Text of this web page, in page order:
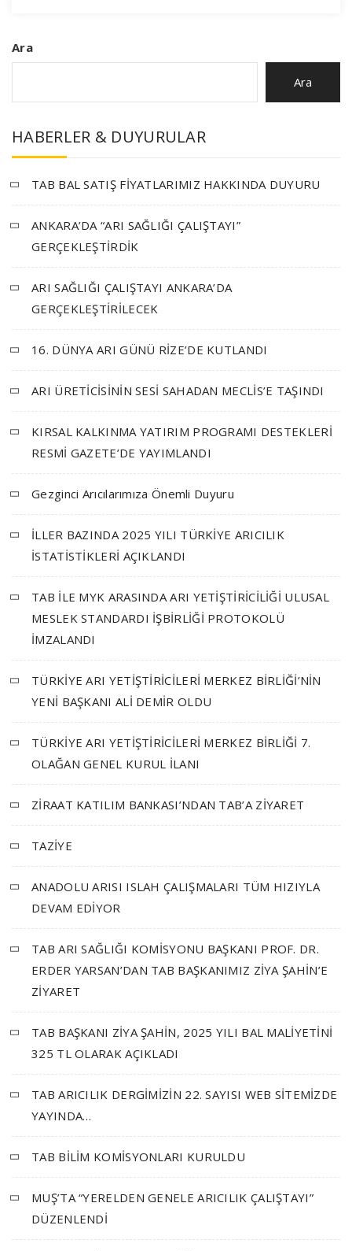
Ara
Ara
HABERLER & DUYURULAR
TAB BAL SATIŞ FİYATLARIMIZ HAKKINDA DUYURU
ANKARA’DA “ARI SAĞLIĞI ÇALIŞTAYI”
GERÇEKLEŞTİRDİK
ARI SAĞLIĞI ÇALIŞTAYI ANKARA’DA
GERÇEKLEŞTİRİLECEK
16. DÜNYA ARI GÜNÜ RİZE’DE KUTLANDI
ARI ÜRETİCİSİNİN SESİ SAHADAN MECLİS’E TAŞINDI
KIRSAL KALKINMA YATIRIM PROGRAMI DESTEKLERİ
RESMİ GAZETE’DE YAYIMLANDI
Gezginci Arıcılarımıza Önemli Duyuru
İLLER BAZINDA 2025 YILI TÜRKİYE ARICILIK
İSTATİSTİKLERİ AÇIKLANDI
TAB İLE MYK ARASINDA ARI YETİŞTİRİCİLİĞİ ULUSAL
MESLEK STANDARDI İŞBİRLİĞİ PROTOKOLÜ
İMZALANDI
TÜRKİYE ARI YETİŞTİRİCİLERİ MERKEZ BİRLİĞİ’NİN
YENİ BAŞKANI ALİ DEMİR OLDU
TÜRKİYE ARI YETİŞTİRİCİLERİ MERKEZ BİRLİĞİ 7.
OLAĞAN GENEL KURUL İLANI
ZİRAAT KATILIM BANKASI’NDAN TAB’A ZİYARET
TAZİYE
ANADOLU ARISI ISLAH ÇALIŞMALARI TÜM HIZIYLA
DEVAM EDİYOR
TAB ARI SAĞLIĞI KOMİSYONU BAŞKANI PROF. DR.
ERDER YARSAN’DAN TAB BAŞKANIMIZ ZİYA ŞAHİN’E
ZİYARET
TAB BAŞKANI ZİYA ŞAHİN, 2025 YILI BAL MALİYETİNİ
325 TL OLARAK AÇIKLADI
TAB ARICILIK DERGİMİZİN 22. SAYISI WEB SİTEMİZDE
YAYINDA…
TAB BİLİM KOMİSYONLARI KURULDU
MUŞ’TA “YERELDEN GENELE ARICILIK ÇALIŞTAYI”
DÜZENLENDİ